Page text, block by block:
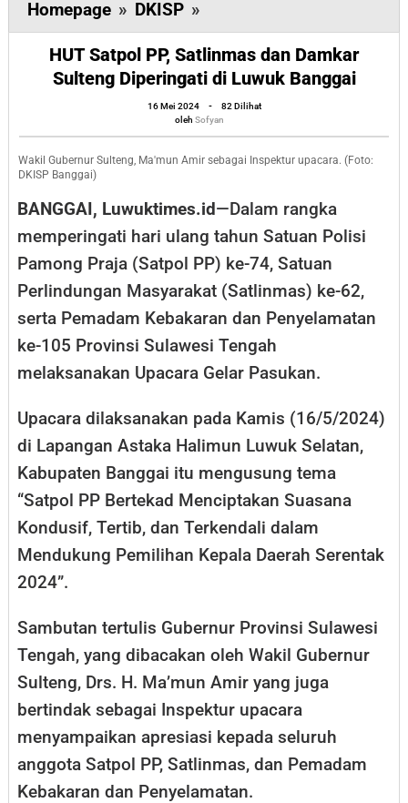
Homepage » DKISP »
Satpol
PP,
Satlinmas
dan
Damkar
Sulteng
di
Luwuk
Banggai
HUT Satpol PP, Satlinmas dan Damkar
Sulteng Diperingati di Luwuk Banggai
16 Mei 2024
oleh
Sofyan
-
82 Dilihat
oleh Sofyan
Wakil Gubernur Sulteng, Ma'mun Amir sebagai Inspektur upacara. (Foto:
DKISP Banggai)
BANGGAI, Luwuktimes.id—Dalam rangka
memperingati hari ulang tahun Satuan Polisi
Pamong Praja (Satpol PP) ke-74, Satuan
Perlindungan Masyarakat (Satlinmas) ke-62,
serta Pemadam Kebakaran dan Penyelamatan
ke-105 Provinsi Sulawesi Tengah
melaksanakan Upacara Gelar Pasukan.
Upacara dilaksanakan pada Kamis (16/5/2024)
di Lapangan Astaka Halimun Luwuk Selatan,
Kabupaten Banggai itu mengusung tema
“Satpol PP Bertekad Menciptakan Suasana
Kondusif, Tertib, dan Terkendali dalam
Mendukung Pemilihan Kepala Daerah Serentak
2024”.
Sambutan tertulis Gubernur Provinsi Sulawesi
Tengah, yang dibacakan oleh Wakil Gubernur
Sulteng, Drs. H. Ma’mun Amir yang juga
bertindak sebagai Inspektur upacara
menyampaikan apresiasi kepada seluruh
anggota Satpol PP, Satlinmas, dan Pemadam
Kebakaran dan Penyelamatan.